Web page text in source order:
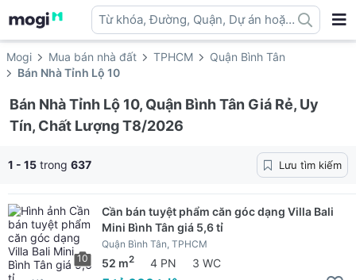
Từ khóa, Đường, Quận, Dự án hoặc
địa danh ...
Mogi Mua bán nhà đất TPHCM
Quận Bình Tân
Bán Nhà Tỉnh Lộ 10
Bán Nhà Tỉnh Lộ 10, Quận Bình Tân Giá Rẻ, Uy
Tín, Chất Lượng T8/2026
1 - 15 trong 637 Lưu tìm kiếm
10
Cần bán tuyệt phẩm căn góc dạng Villa Bali
Mini Bình Tân giá 5,6 tỉ
Quận Bình Tân, TPHCM
52 m2 4 PN 3 WC